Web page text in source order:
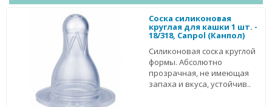
Соска силиконовая
круглая для кашки 1 шт. -
18/318, Canpol (Канпол)
Силиконовая соска круглой
формы. Абсолютно
прозрачная, не имеющая
запаха и вкуса, устойчив..